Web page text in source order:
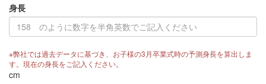
身長
※弊社では過去データに基づき、お子様の3月卒業式時の予測身長を算出しま
す。現在の身長をご記入ください。
cm